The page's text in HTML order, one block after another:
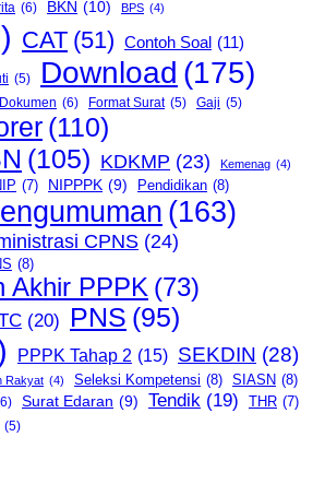
(6) BKN (10) BPS (4)
CAT (51) Contoh Soal (11)
(5) Download (175)
(6) Format Surat (5) Gaji (5)
(110)
(105) KDKMP (23) Kemenag (4)
(7) NIPPPK (9) Pendidikan (8)
(163)
CPNS (24)
(8)
Akhir PPPK (73)
(20) PNS (95)
PPPK Tahap 2 (15) SEKDIN (28)
Rakyat (4) Seleksi Kompetensi (8) SIASN (8)
Surat Edaran (9) Tendik (19) THR (7)
(5)